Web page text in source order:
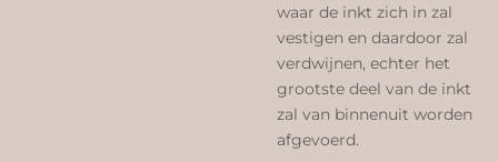
waar de inkt zich in zal
vestigen en daardoor zal
verdwijnen, echter het
grootste deel van de inkt
zal van binnenuit worden
afgevoerd.